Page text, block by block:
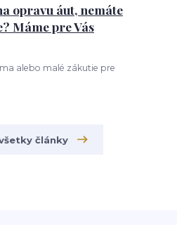
opravu áut, nemáte
Máme pre Vás
alebo malé zákutie pre
články